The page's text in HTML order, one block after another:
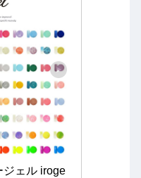
ジェル iroge